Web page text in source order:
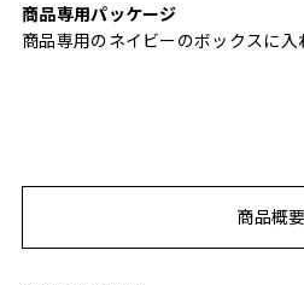
商品専用パッケージ
商品専用のネイビーのボックスに入
商品概要